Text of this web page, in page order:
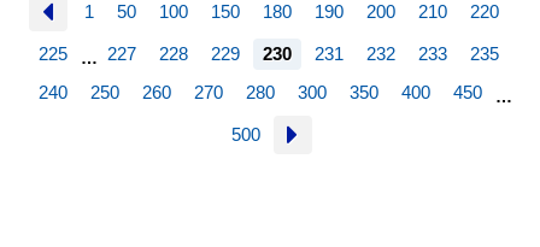
1 50 100 150 180 190 200 210 220
225 … 227 228 229 230 231 232 233
235
240
250 260 270 280 300 350 400 450 …
500